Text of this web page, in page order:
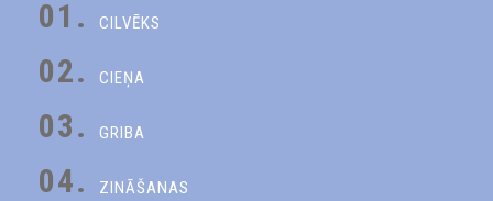
01. CILVĒKS
02. CIEŅA
03. GRIBA
04. ZINĀŠANAS